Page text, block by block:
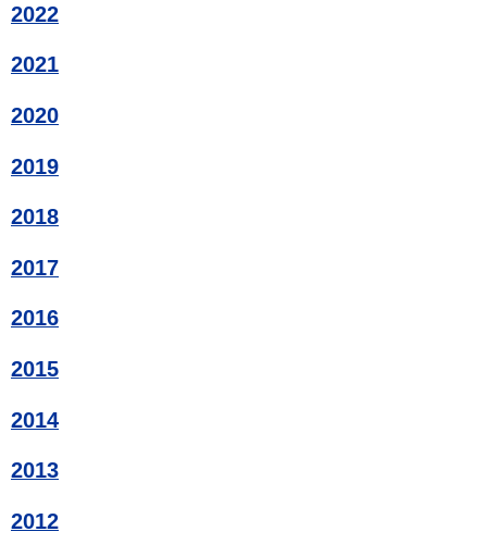
2022
2021
2020
2019
2018
2017
2016
2015
2014
2013
2012